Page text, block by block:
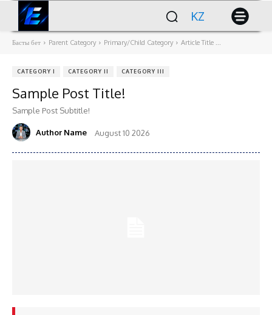
KZ
Басты бет Parent Category Primary/Child Category Article Title ...
CATEGORY I CATEGORY II CATEGORY III
Sample Post Title!
Sample Post Subtitle!
Author Name August 10 2026